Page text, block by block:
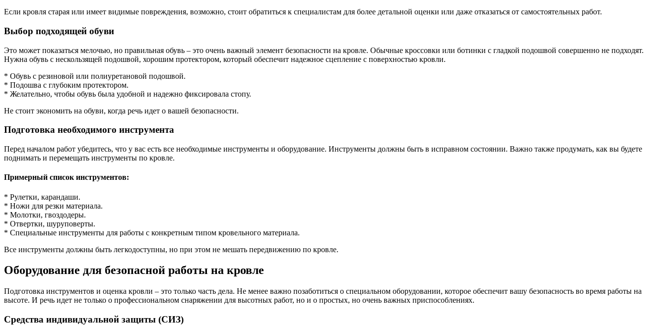
Если кровля старая или имеет видимые повреждения, возможно, стоит обратиться к специалистам для более детальной оценки или даже отказаться от самостоятельных работ.
Выбор подходящей обуви
Это может показаться мелочью, но правильная обувь – это очень важный элемент безопасности на кровле. Обычные кроссовки или ботинки с гладкой подошвой совершенно не подходят.
Нужна обувь с нескользящей подошвой, хорошим протектором, который обеспечит надежное сцепление с поверхностью кровли.
* Обувь с резиновой или полиуретановой подошвой.
* Подошва с глубоким протектором.
* Желательно, чтобы обувь была удобной и надежно фиксировала стопу.
Не стоит экономить на обуви, когда речь идет о вашей безопасности.
Подготовка необходимого инструмента
Перед началом работ убедитесь, что у вас есть все необходимые инструменты и оборудование. Инструменты должны быть в исправном состоянии. Важно также продумать, как вы будете
поднимать и перемещать инструменты по кровле.
Примерный список инструментов:
* Рулетки, карандаши.
* Ножи для резки материала.
* Молотки, гвоздодеры.
* Отвертки, шуруповерты.
* Специальные инструменты для работы с конкретным типом кровельного материала.
Все инструменты должны быть легкодоступны, но при этом не мешать передвижению по кровле.
Оборудование для безопасной работы на кровле
Подготовка инструментов и оценка кровли – это только часть дела. Не менее важно позаботиться о специальном оборудовании, которое обеспечит вашу безопасность во время работы на
высоте. И речь идет не только о профессиональном снаряжении для высотных работ, но и о простых, но очень важных приспособлениях.
Средства индивидуальной защиты (СИЗ)